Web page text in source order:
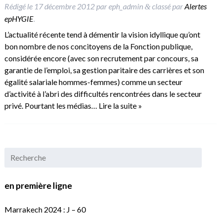
Rédigé le 17 décembre 2012pareph_admin &classé parAlertes
epHYGIE.
L’actualité récente tend à démentir la vision idyllique qu’ont
bon nombre de nos concitoyens de la Fonction publique,
considérée encore (avec son recrutement par concours, sa
garantie de l’emploi, sa gestion paritaire des carrières et son
égalité salariale hommes-femmes) comme un secteur
d’activité à l’abri des difficultés rencontrées dans le secteur
privé. Pourtant les médias… Lire la suite »
en première ligne
Marrakech 2024 : J – 60